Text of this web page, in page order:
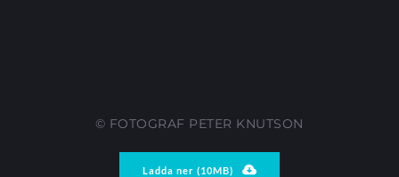
© FOTOGRAF PETER KNUTSON
Ladda ner (10MB)